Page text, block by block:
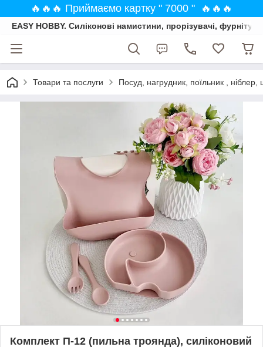
🔥🔥🔥 Приймаємо картку " 7000 " 🔥🔥🔥
EASY HOBBY. Силіконові намистини, прорізувачі,
Товари та послуги Посуд, нагрудник, поїльник , ніблер,
Комплект П-12 (пильна троянда), силіконовий